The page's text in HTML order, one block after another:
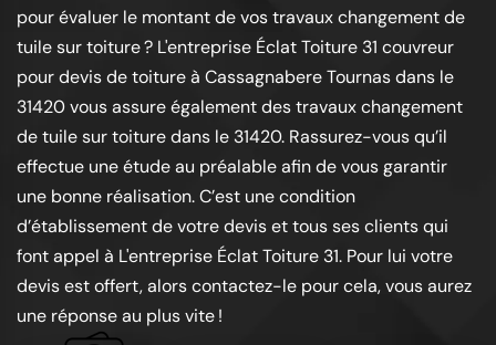
pour évaluer le montant de vos travaux changement de
tuile sur toiture ? L'entreprise Éclat Toiture 31 couvreur
pour devis de toiture à Cassagnabere Tournas dans le
31420 vous assure également des travaux changement
de tuile sur toiture dans le 31420. Rassurez-vous qu’il
effectue une étude au préalable afin de vous garantir
une bonne réalisation. C’est une condition
d’établissement de votre devis et tous ses clients qui
font appel à L'entreprise Éclat Toiture 31. Pour lui votre
devis est offert, alors contactez-le pour cela, vous aurez
une réponse au plus vite !